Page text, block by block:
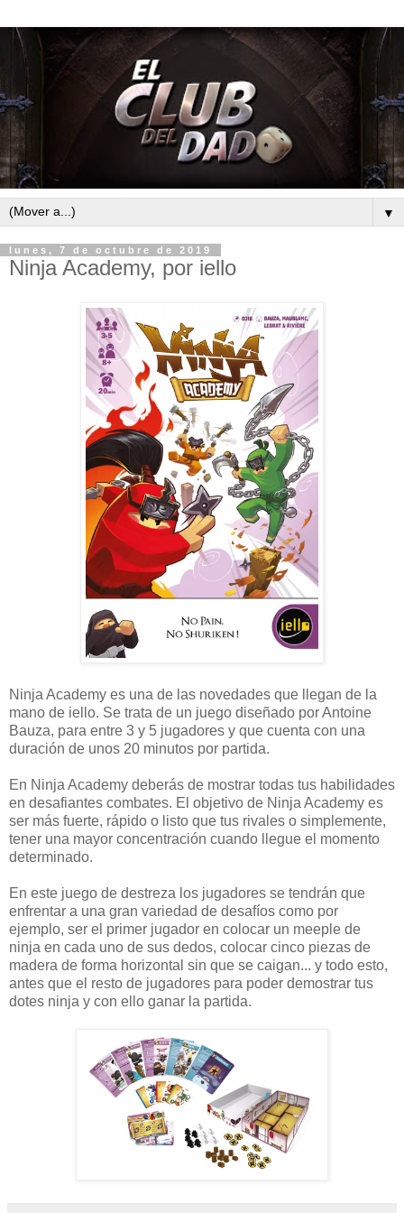
▼
lunes, 7 de octubre de 2019
Ninja Academy, por iello
Ninja Academy es una de las novedades que llegan de la
mano de iello. Se trata de un juego diseñado por Antoine
Bauza, para entre 3 y 5 jugadores y que cuenta con una
duración de unos 20 minutos por partida.
En Ninja Academy deberás de mostrar todas tus habilidades
en desafiantes combates. El objetivo de Ninja Academy es
ser más fuerte, rápido o listo que tus rivales o simplemente,
tener una mayor concentración cuando llegue el momento
determinado.
En este juego de destreza los jugadores se tendrán que
enfrentar a una gran variedad de desafíos como por
ejemplo, ser el primer jugador en colocar un meeple de
ninja en cada uno de sus dedos, colocar cinco piezas de
madera de forma horizontal sin que se caigan... y todo esto,
antes que el resto de jugadores para poder demostrar tus
dotes ninja y con ello ganar la partida.